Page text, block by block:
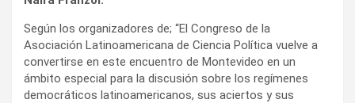
Según los organizadores de; “El Congreso de la
Asociación Latinoamericana de Ciencia Política vuelve a
convertirse en este encuentro de Montevideo en un
ámbito especial para la discusión sobre los regímenes
democráticos latinoamericanos, sus aciertos y sus